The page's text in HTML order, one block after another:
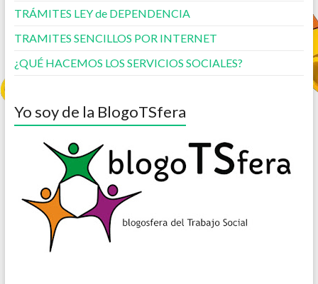
TRÁMITES LEY de DEPENDENCIA
TRAMITES SENCILLOS POR INTERNET
¿QUÉ HACEMOS LOS SERVICIOS SOCIALES?
Yo soy de la BlogoTSfera